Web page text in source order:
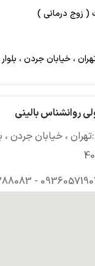
زوج درمانی )
، خیابان جردن ، بلوار
روانشناس بالینی
-